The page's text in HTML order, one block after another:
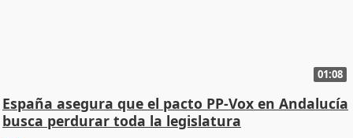
01:08
España asegura que el pacto PP-Vox en Andalucía
busca perdurar toda la legislatura